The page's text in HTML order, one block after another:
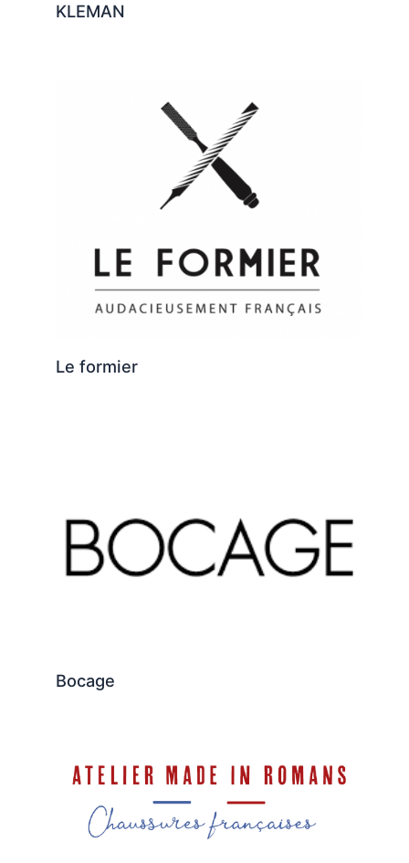
KLEMAN
Le formier
Bocage